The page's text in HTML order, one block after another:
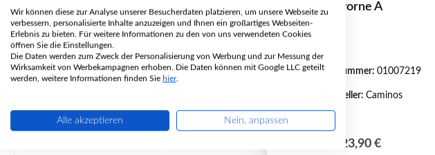
vorne A
Produktnummer: 01007219
Hersteller: Caminos
Regulärer Preis:
23,90 €
Wir können diese zur Analyse unserer Besucherdaten platzieren, um unsere Webseite zu
verbessern, personalisierte Inhalte anzuzeigen und Ihnen ein großartiges Webseiten-
Erlebnis zu bieten. Für weitere Informationen zu den von uns verwendeten Cookies
öffnen Sie die Einstellungen.
Die Daten werden zum Zweck der Personalisierung von Werbung und zur Messung der
Wirksamkeit von Werbekampagnen erhoben. Die Daten können mit Google LLC geteilt
werden, weitere Informationen finden Sie hier.
Alle akzeptieren Nein, anpassen